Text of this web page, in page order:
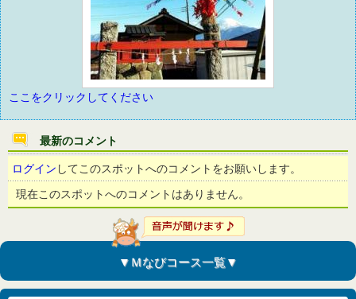
ここをクリックしてください
最新のコメント
ログイン してこのスポットへのコメントをお願いします。
現在このスポットへのコメントはありません。
▼Ｍなびコース一覧▼